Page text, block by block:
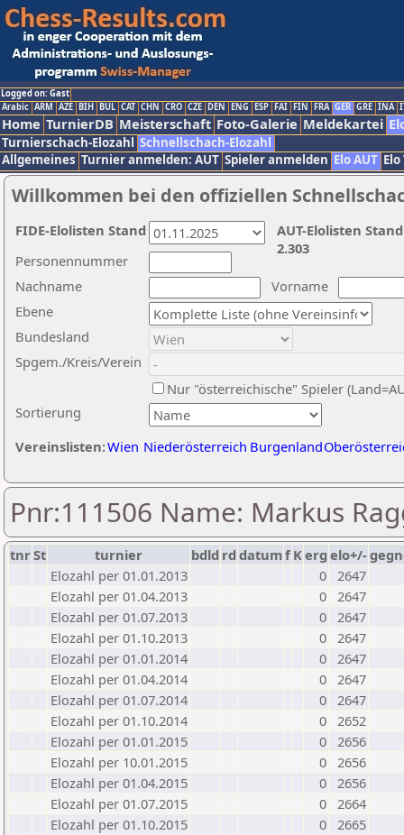
Logged on: Gast
Arabic ARM AZE BIH BUL CAT CHN CRO CZE DEN ENG ESP FAI FIN FRA GER GRE INA
Home TurnierDB Meisterschaft Foto-Galerie Meldekartei
Turnierschach-Elozahl Schnellschach-Elozahl
Allgemeines Turnier anmelden: AUT Spieler anmelden Elo AUT
Willkommen bei den offiziellen
Nachname
Vorname
Ebene
Sortierung
Personennummer
Bundesland
Spgem./Kreis/Verein
Nur "österreichische" Spieler
Vereinslisten:Wien Niederösterreich Burgenland
AUT-Elolisten
2.303
FIDE-Elolisten Stand
Pnr:111506 Name: Markus
tnrSt turnier bdld rd datumf Kerg elo+/-
Elozahl per 01.01.2013
0 2647
Elozahl per 01.04.2013
0 2647
Elozahl per 01.07.2013
0 2647
Elozahl per 01.10.2013
0 2647
Elozahl per 01.01.2014
0 2647
Elozahl per 01.04.2014
0 2647
Elozahl per 01.07.2014
0 2647
Elozahl per 01.10.2014
0 2652
Elozahl per 01.01.2015
0 2656
Elozahl per 10.01.2015
0 2656
Elozahl per 01.04.2015
0 2656
Elozahl per 01.07.2015
0 2664
Elozahl per 01.10.2015
0 2665